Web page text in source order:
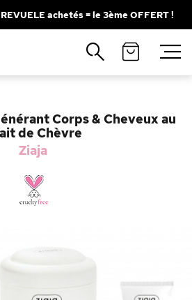
achetés = le 3ème OFFERT !
Corps & Cheveux au
de Chèvre
Ziaja
Fermer
populaires